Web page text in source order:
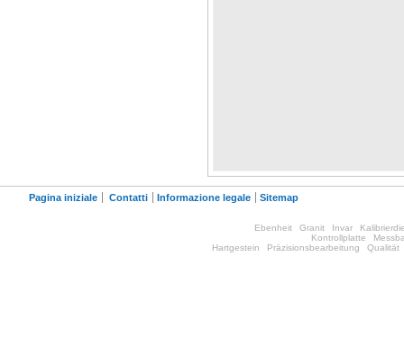
Pagina iniziale Contatti Informazione legale Sitemap
Ebenheit Granit Invar
Kontrollplatte
Hartgestein
Präzisionsbearbeitung Qualität